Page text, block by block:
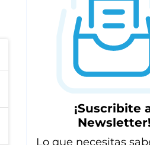
¡Suscribite
Newsletter!
Lo que necesitas